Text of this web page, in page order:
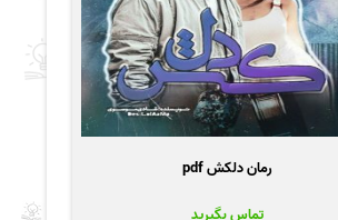
رمان دلکش pdf
تماس بگیرید